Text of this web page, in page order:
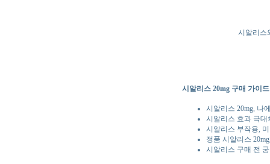
시알리스
시알리스 20mg 구매 가이
시알리스 20mg, 나
시알리스 효과 극
시알리스 부작용,
정품 시알리스
시알리스 구매 전